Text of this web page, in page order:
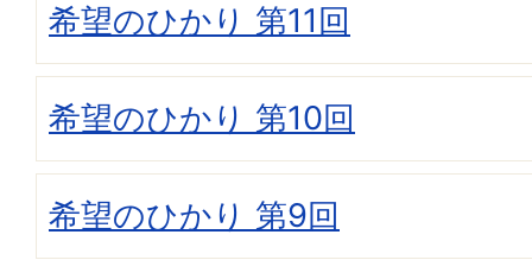
希望のひかり 第11回
希望のひかり 第10回
希望のひかり 第9回